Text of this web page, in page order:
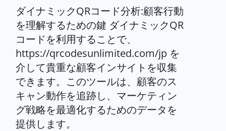
ダイナミックQRコード分析:顧客行動
を理解するための鍵 ダイナミックQR
コードを利用することで、
https://qrcodesunlimited.com/jp を
介して貴重な顧客インサイトを収集
できます。このツールは、顧客のス
キャン動作を追跡し、マーケティン
グ戦略を最適化するためのデータを
提供します。